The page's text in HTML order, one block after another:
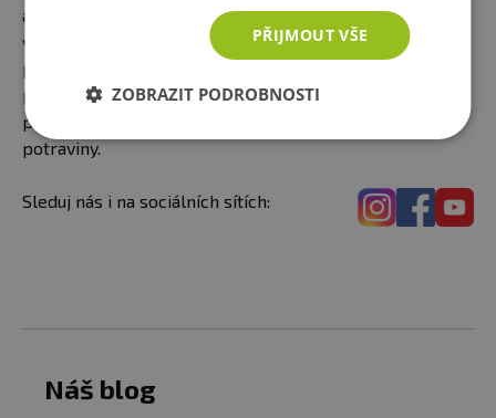
a pravidelnou stravou dosáhnou kýžených
výsledků. Může být, ale tak snadné to není. Zdravé
potraviny častokrát obsahují mnohem více kalorií,
protože jsou i nutričně bohatší a obsahují i více
prospěšných látek, než průmyslově zpracované
potraviny.
Sleduj nás i na sociálních sítích:
Náš blog
PŘIJMOUT VŠE
ZOBRAZIT PODROBNOSTI